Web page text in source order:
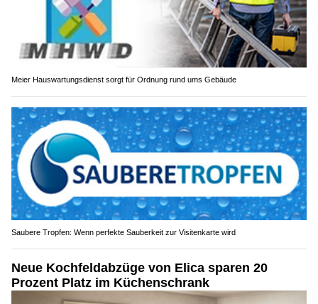
Meier Hauswartungsdienst sorgt für Ordnung rund ums Gebäude
Saubere Tropfen: Wenn perfekte Sauberkeit zur Visitenkarte wird
Neue Kochfeldabzüge von Elica sparen 20
Prozent Platz im Küchenschrank